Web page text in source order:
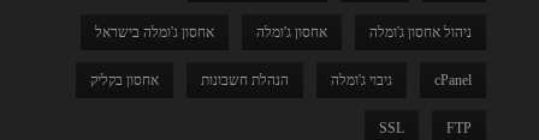
ניהול אחסון ג'ומלה אחסון ג'ומלה אחסון ג'ומלה בישראל
cPanel גיבוי ג'ומלה הנהלת חשבונות אחסון בקליק
FTP
SSL